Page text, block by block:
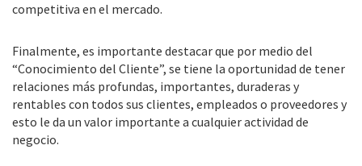
competitiva en el mercado.
Finalmente, es importante destacar que por medio del
“Conocimiento del Cliente”, se tiene la oportunidad de tener
relaciones más profundas, importantes, duraderas y
rentables con todos sus clientes, empleados o proveedores y
esto le da un valor importante a cualquier actividad de
negocio.